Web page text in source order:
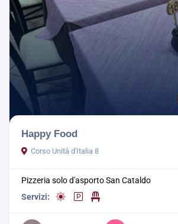
Happy Food
Corso Unità d'Italia 8
Pizzeria solo d'asportoSan Cataldo
Servizi: